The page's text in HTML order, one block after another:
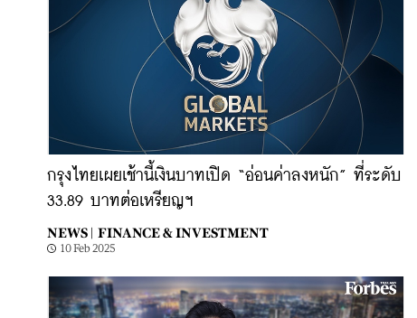
กรุงไทยเผยเช้านี้เงินบาทเปิด “อ่อนค่าลงหนัก” ที่ระดับ
33.89 บาทต่อเหรียญฯ
NEWS | FINANCE & INVESTMENT
10 Feb 2025